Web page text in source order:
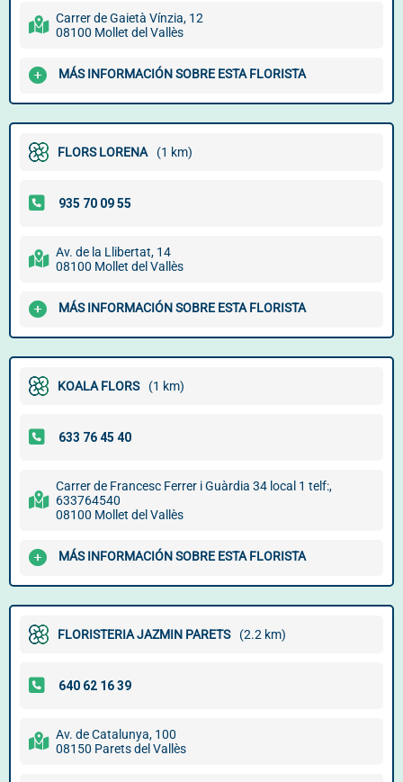
Carrer de Gaietà Vínzia, 12
08100 Mollet del Vallès
MÁS INFORMACIÓN SOBRE ESTA FLORISTA
FLORS LORENA (1 km)
Av. de la Llibertat, 14
08100 Mollet del Vallès
MÁS INFORMACIÓN SOBRE ESTA FLORISTA
KOALA FLORS (1 km)
Carrer de Francesc Ferrer i Guàrdia 34 local 1 telf:,
633764540
08100 Mollet del Vallès
MÁS INFORMACIÓN SOBRE ESTA FLORISTA
FLORISTERIA JAZMIN PARETS (2.2 km)
Av. de Catalunya, 100
08150 Parets del Vallès